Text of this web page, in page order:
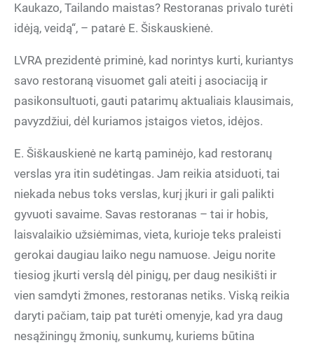
Kaukazo, Tailando maistas? Restoranas privalo turėti
idėją, veidą“, – patarė E. Šiskauskienė.
LVRA prezidentė priminė, kad norintys kurti, kuriantys
savo restoraną visuomet gali ateiti į asociaciją ir
pasikonsultuoti, gauti patarimų aktualiais klausimais,
pavyzdžiui, dėl kuriamos įstaigos vietos, idėjos.
E. Šiškauskienė ne kartą paminėjo, kad restoranų
verslas yra itin sudėtingas. Jam reikia atsiduoti, tai
niekada nebus toks verslas, kurį įkuri ir gali palikti
gyvuoti savaime. Savas restoranas – tai ir hobis,
laisvalaikio užsiėmimas, vieta, kurioje teks praleisti
gerokai daugiau laiko negu namuose. Jeigu norite
tiesiog įkurti verslą dėl pinigų, per daug nesikišti ir
vien samdyti žmones, restoranas netiks. Viską reikia
daryti pačiam, taip pat turėti omenyje, kad yra daug
nesąžiningų žmonių, sunkumų, kuriems būtina